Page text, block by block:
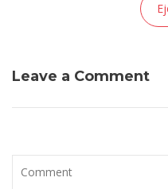
Leave a Comment